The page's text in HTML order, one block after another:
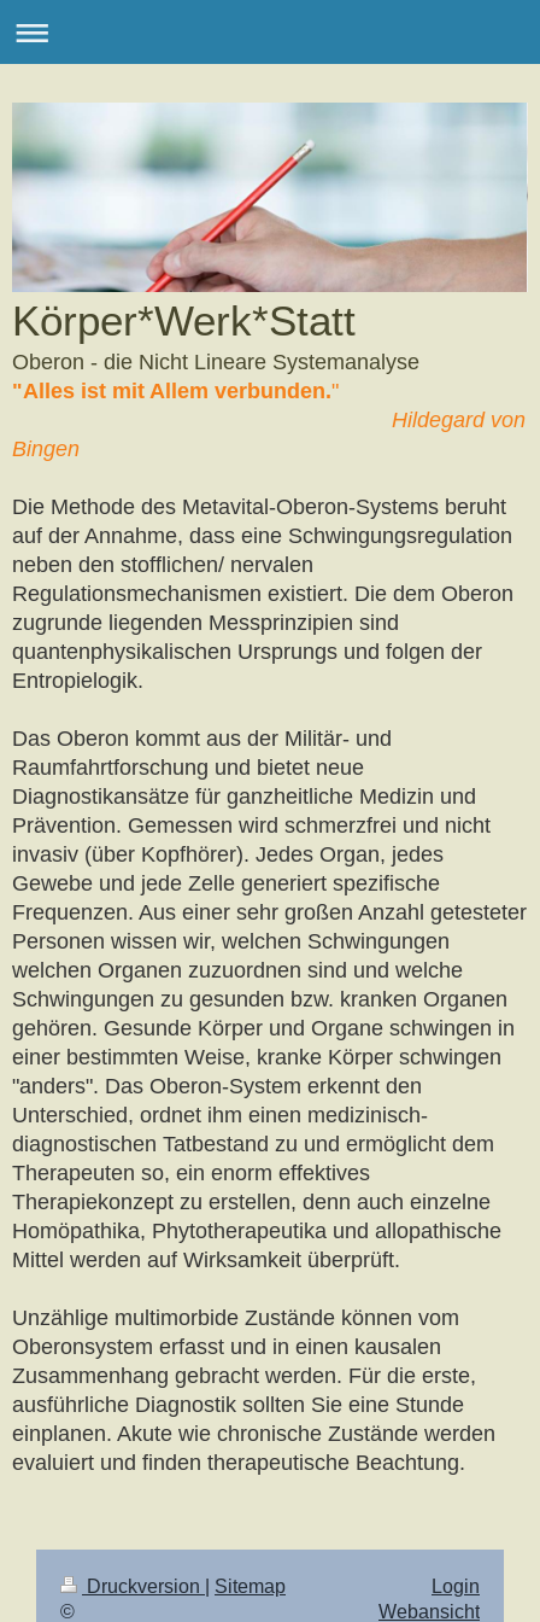
Körper*Werk*Statt
Oberon - die Nicht Lineare Systemanalyse
"Alles ist mit Allem verbunden."
Hildegard von
Bingen
Die Methode des Metavital-Oberon-Systems beruht
auf der Annahme, dass eine Schwingungsregulation
neben den stofflichen/ nervalen
Regulationsmechanismen existiert. Die dem Oberon
zugrunde liegenden Messprinzipien sind
quantenphysikalischen Ursprungs und folgen der
Entropielogik.
Das Oberon kommt aus der Militär- und
Raumfahrtforschung und bietet neue
Diagnostikansätze für ganzheitliche Medizin und
Prävention. Gemessen wird schmerzfrei und nicht
invasiv (über Kopfhörer). Jedes Organ, jedes
Gewebe und jede Zelle generiert spezifische
Frequenzen. Aus einer sehr großen Anzahl getesteter
Personen wissen wir, welchen Schwingungen
welchen Organen zuzuordnen sind und welche
Schwingungen zu gesunden bzw. kranken Organen
gehören. Gesunde Körper und Organe schwingen in
einer bestimmten Weise, kranke Körper schwingen
"anders". Das Oberon-System erkennt den
Unterschied, ordnet ihm einen medizinisch-
diagnostischen Tatbestand zu und ermöglicht dem
Therapeuten so, ein enorm effektives
Therapiekonzept zu erstellen, denn auch einzelne
Homöpathika, Phytotherapeutika und allopathische
Mittel werden auf Wirksamkeit überprüft.
Unzählige multimorbide Zustände können vom
Oberonsystem erfasst und in einen kausalen
Zusammenhang gebracht werden. Für die erste,
ausführliche Diagnostik sollten Sie eine Stunde
einplanen. Akute wie chronische Zustände werden
evaluiert und finden therapeutische Beachtung.
Druckversion
Sitemap
©
Login
Webansicht